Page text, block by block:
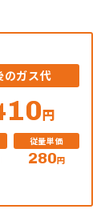
のガス代
円
従量単価
280円